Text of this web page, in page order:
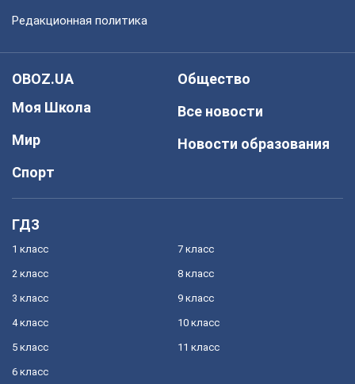
Редакционная политика
OBOZ.UA
Моя Школа
Мир
Спорт
Общество
Все новости
Новости образования
ГДЗ
1 класс
2 класс
3 класс
4 класс
5 класс
6 класс
7 класс
8 класс
9 класс
10 класс
11 класс